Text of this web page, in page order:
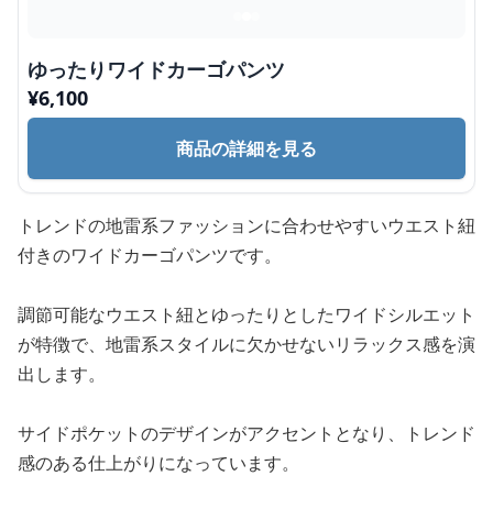
ゆったりワイドカーゴパンツ
¥6,100
商品の詳細を見る
トレンドの地雷系ファッションに合わせやすいウエスト紐
付きのワイドカーゴパンツです。
調節可能なウエスト紐とゆったりとしたワイドシルエット
が特徴で、地雷系スタイルに欠かせないリラックス感を演
出します。
サイドポケットのデザインがアクセントとなり、トレンド
感のある仕上がりになっています。